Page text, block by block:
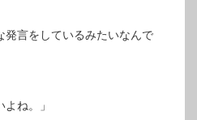
発言をしているみたいなんで
ね。」